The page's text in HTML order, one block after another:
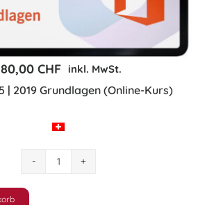
| 2019 Grundlagen (Online-Kurs)
CHF inkl. MwSt.
Office